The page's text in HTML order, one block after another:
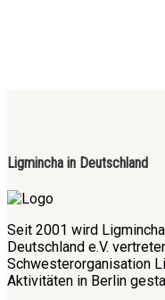
Ligmincha in Deutschland
Seit 2001 wird
Deutschland e.V.
Schwesterorganisation
Aktivitäten in Berlin